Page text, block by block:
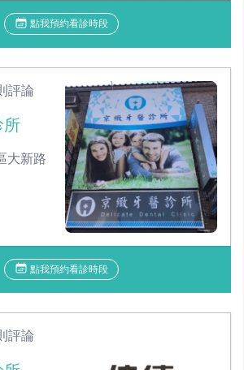
點我預約看診時段
評論
所
大新路
點我預約看診時段
評論